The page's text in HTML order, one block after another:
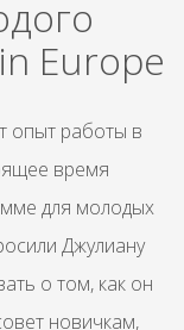
Europe
опыт работы в
время
для молодых
Джулиану
о том, как он
новичкам,